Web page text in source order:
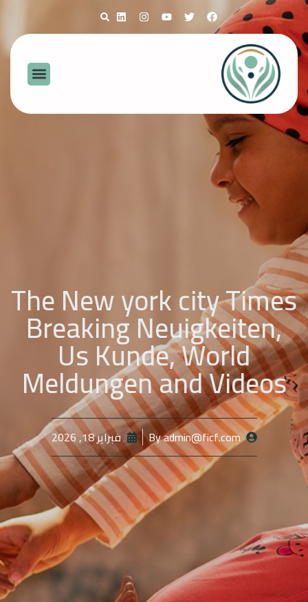
The New york city Times
Breaking Neuigkeiten,
Us Kunde, World
Meldungen and Videos
Byadmin@ficf.com فبراير 18, 2026